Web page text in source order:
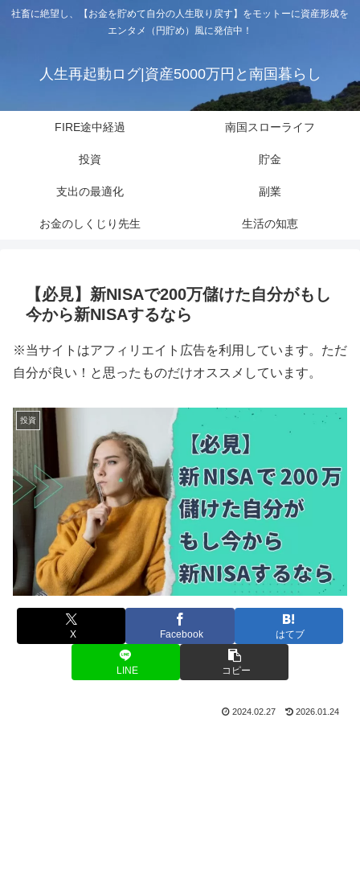
社畜に絶望し、【お金を貯めて自分の人生取り戻す】をモットーに資産形成を
エンタメ（円貯め）風に発信中！
人生再起動ログ|資産5000万円と南国暮らし
FIRE途中経過 南国スローライフ
投資 貯金
支出の最適化 副業
お金のしくじり先生 生活の知恵
【必見】新NISAで200万儲けた自分がもし
今から新NISAするなら
※当サイトはアフィリエイト広告を利用しています。ただ
自分が良い！と思ったものだけオススメしています。
投資
X Facebook はてブ
LINE コピー
2024.02.27 2026.01.24